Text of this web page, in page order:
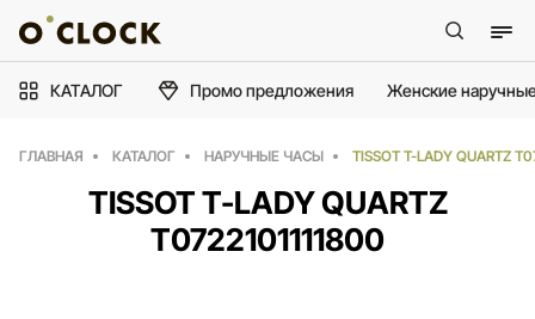
КАТАЛОГ Промо предложения Женские
ГЛАВНАЯ КАТАЛОГ НАРУЧНЫЕ ЧАСЫ TISSOT T-LADY QUARTZ
TISSOT T-LADY QUARTZ
T0722101111800